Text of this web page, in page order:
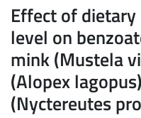
Effect of
level on
mink (Mustela
(Alopex
(Nyctereutes